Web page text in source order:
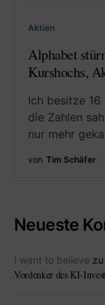
Aktien
Alphabet
Kurshochs,
Ich besitze
die Zahlen
nur mehr
von Tim Schäfer
Neueste
I want to believe zu
Vordenker des KI-